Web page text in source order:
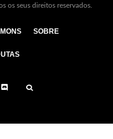
os seus direitos reservados.
SOBRE